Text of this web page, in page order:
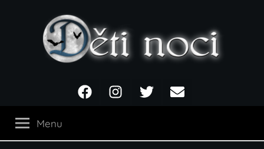
noci
FacebookInstagramTwitter Email
Menu